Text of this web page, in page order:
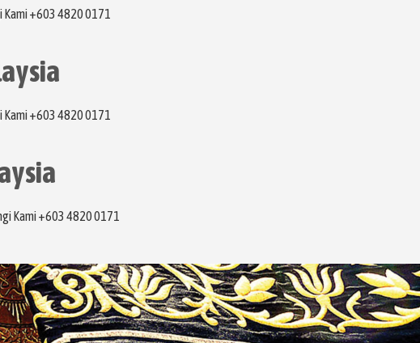
Kami +603 4820 0171
Kami +603 4820 0171
Kami +603 4820 0171